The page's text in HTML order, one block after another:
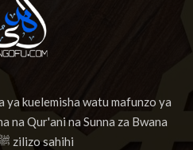
kuelemisha watu mafunzo ya
na Qur'ani na Sunna za Bwana
Mtume ﷺ zilizo sahihi